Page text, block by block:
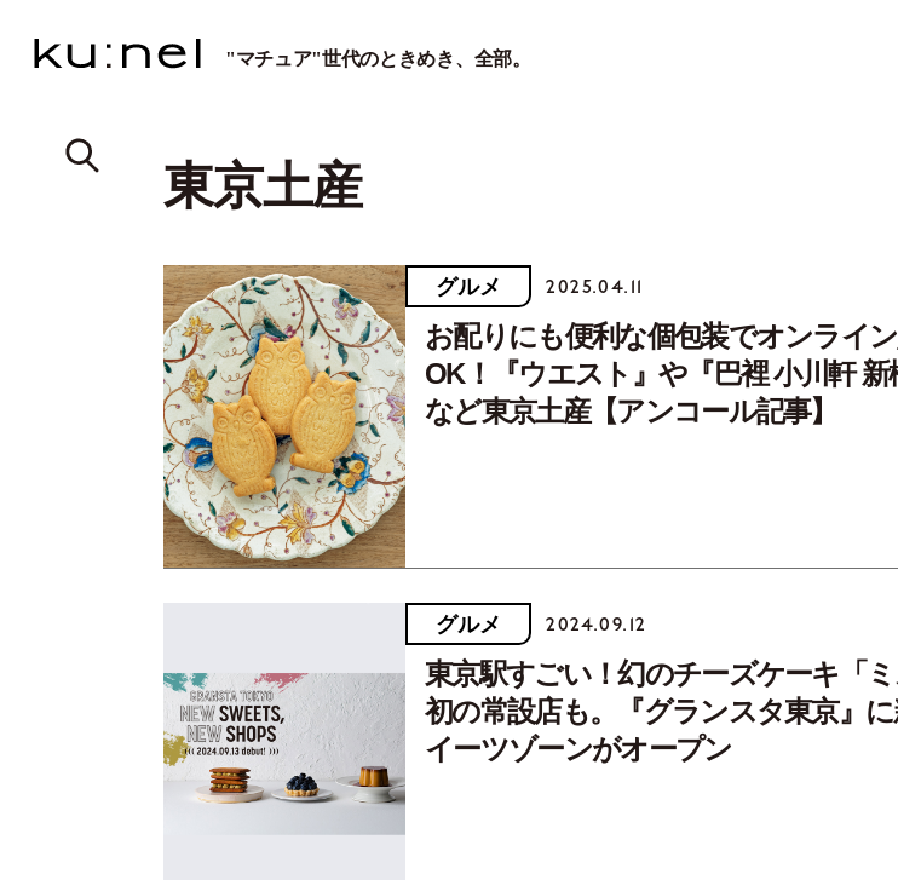
"マチュア"世代のときめき、全部。
東京土産
グルメ 2025.04.11
お配りにも便利な個包装でオンライ
OK！『ウエスト』や『巴裡 小川軒 新
など東京土産【アンコール記事】
グルメ 2024.09.12
東京駅すごい！幻のチーズケーキ「ミ
初の常設店も。『グランスタ東京』
イーツゾーンがオープン